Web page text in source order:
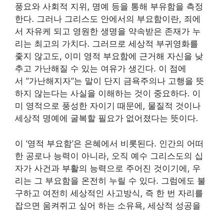
풍요와 사회적 지위, 명예 등을 통해 부유함을 측정
한다. 그러나 그리스도 안에서의 부요함이란, 죄에
서 자유케 되고 영원한 생명을 약속받은 존재가 누
리는 최고의 가치다. 그러므로 세상적 부귀영화를
좇지 않고도, 이미 영적 부요함에 근거해 자신을 낮
추고 가난해질 수 있는 여유가 생긴다. 이 점에
서 “가난해지자”는 말이 단지 금욕주의나 고행을 뜻
하지 않는다는 사실을 이해하는 것이 중요하다. 이
미 영적으로 풍성한 자이기 때문에, 물질적 것이나
세상적 명예에 굴복할 필요가 없어졌다는 뜻이다.
이 ‘영적 부요함’은 은혜에서 비롯된다. 인간의 어떠
한 공로나 능력이 아니라, 오직 예수 그리스도의 십
자가 사건과 부활의 능력으로 주어진 것이기에, 우
리는 그 부요함을 온전히 누릴 수 있다. 그럼에도 불
구하고 여전히 세상적인 사고방식, 즉 한 번 자리를
잡으면 움켜쥐고 싶어 하는 소유욕, 세상적 성공을